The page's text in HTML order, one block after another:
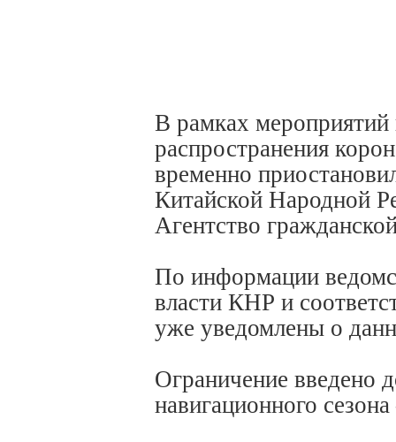
В рамках мероприятий
распространения
временно
Китайской Народной
Агентство
По информации
власти КНР и
уже уведомлены о
Ограничение введено
навигационного